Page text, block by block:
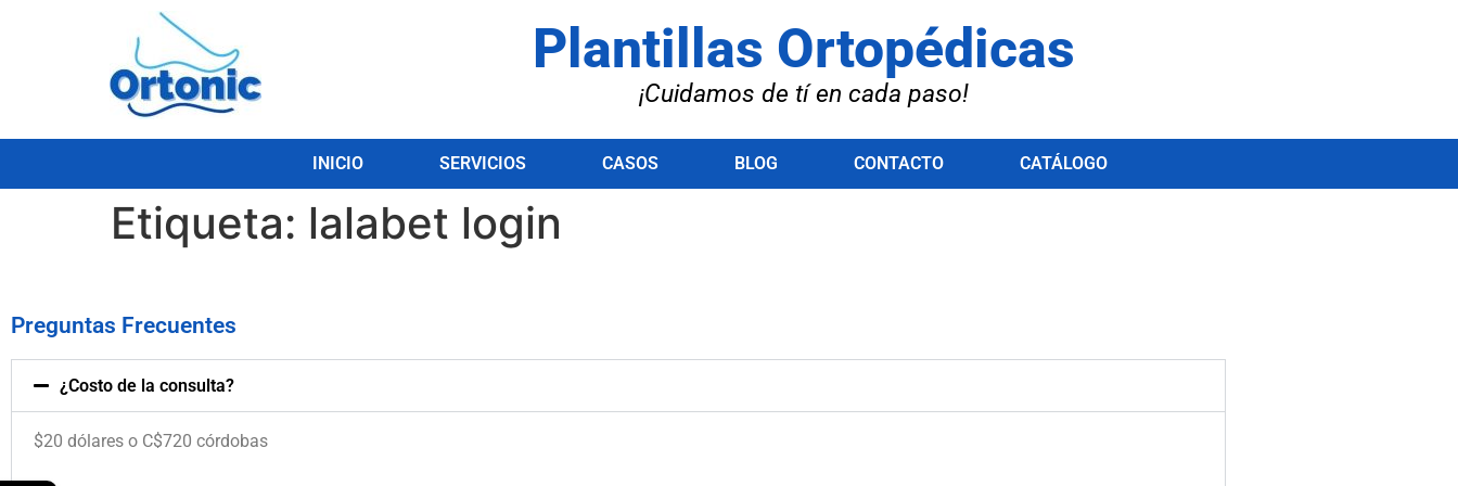
Plantillas Ortopédicas
¡Cuidamos de tí en cada paso!
INICIO SERVICIOS CASOS BLOG CONTACTO CATÁLOGO
Etiqueta: lalabet login
Preguntas Frecuentes
¿Costo de la consulta?
$20 dólares o C$720 córdobas